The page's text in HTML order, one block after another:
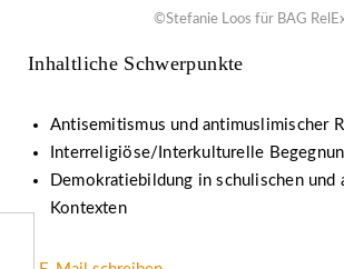
©Stefanie Loos für BAG
Inhaltliche Schwerpunkte
Antisemitismus und antimuslimischer
Interreligiöse/Interkulturelle
Demokratiebildung in schulischen und
Kontexten